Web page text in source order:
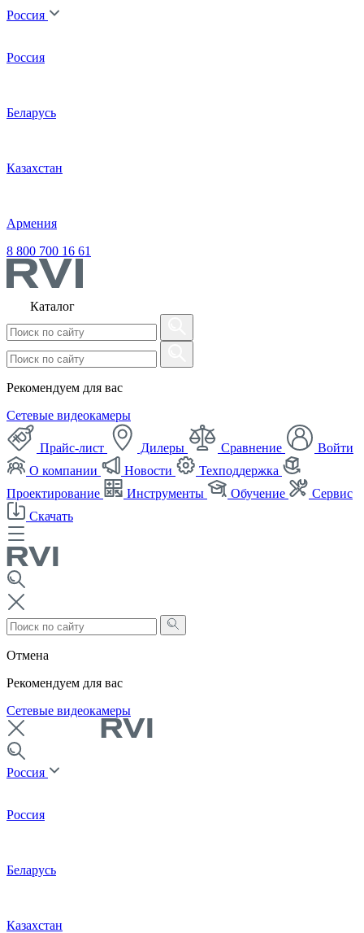
Россия
Россия
Беларусь
Казахстан
Армения
8 800 700 16 61
Каталог
Рекомендуем для вас
Сетевые видеокамеры
Прайс-лист Дилеры Сравнение
Войти
О компании
Новости
Техподдержка
Проектирование
Инструменты Обучение
Сервис
Скачать
Отмена
Рекомендуем для вас
Сетевые видеокамеры
Россия
Россия
Беларусь
Казахстан